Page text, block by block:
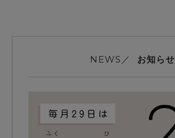
NEWS／ お知らせ